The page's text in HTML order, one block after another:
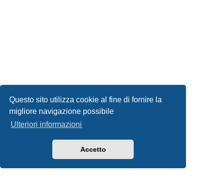
Questo sito utilizza cookie al fine di fornire la
migliore navigazione possibile
Ulteriori informazioni
Accetto